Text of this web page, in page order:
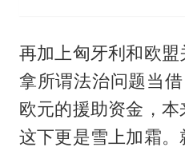
再加上匈牙利和欧
拿所谓法治问题当
欧元的援助资金，本
这下更是雪上加霜